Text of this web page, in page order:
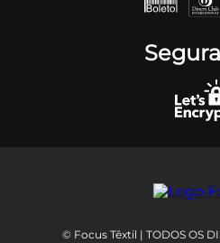
© Focus Têxtil | TODOS OS